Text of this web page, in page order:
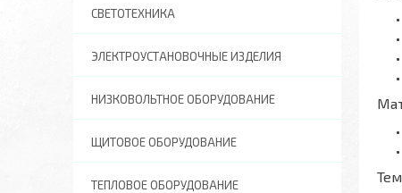
СВЕТОТЕХНИКА
ЭЛЕКТРОУСТАНОВОЧНЫЕ ИЗДЕЛИЯ
НИЗКОВОЛЬТНОЕ ОБОРУДОВАНИЕ
ЩИТОВОЕ ОБОРУДОВАНИЕ
ТЕПЛОВОЕ ОБОРУДОВАНИЕ